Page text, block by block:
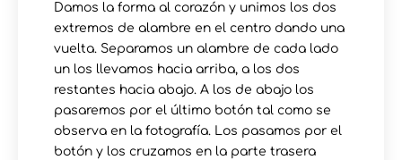
Damos la forma al corazón y unimos los dos
extremos de alambre en el centro dando una
vuelta. Separamos un alambre de cada lado
un los llevamos hacia arriba, a los dos
restantes hacia abajo. A los de abajo los
pasaremos por el último botón tal como se
observa en la fotografía. Los pasamos por el
botón y los cruzamos en la parte trasera